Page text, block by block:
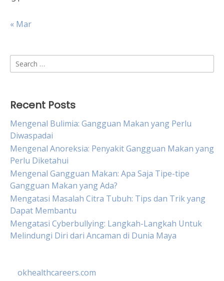
« Mar
Search
for:
Recent Posts
Mengenal Bulimia: Gangguan Makan yang Perlu
Diwaspadai
Mengenal Anoreksia: Penyakit Gangguan Makan yang
Perlu Diketahui
Mengenal Gangguan Makan: Apa Saja Tipe-tipe
Gangguan Makan yang Ada?
Mengatasi Masalah Citra Tubuh: Tips dan Trik yang
Dapat Membantu
Mengatasi Cyberbullying: Langkah-Langkah Untuk
Melindungi Diri dari Ancaman di Dunia Maya
okhealthcareers.com